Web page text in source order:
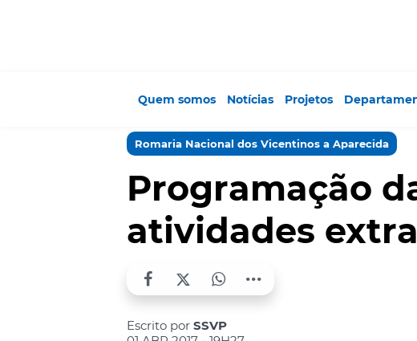
Quem somos Notícias Projetos
Romaria Nacional dos Vicentinos a Aparecida
Programação
atividades
Escrito por SSVP